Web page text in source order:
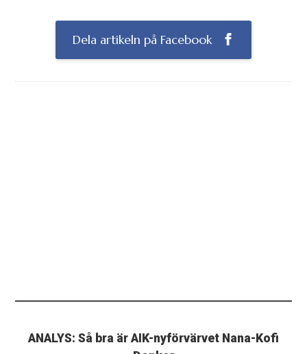
Dela artikeln på Facebook
ANALYS: Så bra är AIK-nyförvärvet Nana-Kofi